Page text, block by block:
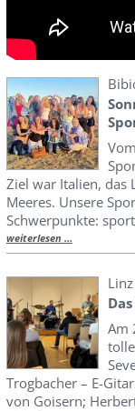
Ziel war Italien, das
Meeres. Unsere
Schwerpunkte:
weiterlesen ...
Am
Trogbacher – E-
von Goisern;